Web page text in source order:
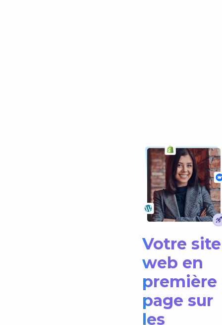
Votre site
web en
première
page sur
les